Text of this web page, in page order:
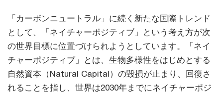
「カーボンニュートラル」に続く新たな国際トレンド
として、「ネイチャーポジティブ」という考え方が次
の世界目標に位置づけられようとしています。「ネイ
チャーポジティブ」とは、生物多様性をはじめとする
自然資本（Natural Capital）の毀損が止まり、回復さ
れることを指し、世界は2030年までにネイチャーポジ